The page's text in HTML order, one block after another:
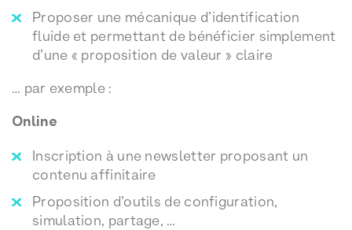
Proposer une mécanique d’identification
fluide et permettant de bénéficier simplement
d’une « proposition de valeur » claire
… par exemple :
Online
Inscription à une newsletter proposant un
contenu affinitaire
Proposition d’outils de configuration,
simulation, partage, …